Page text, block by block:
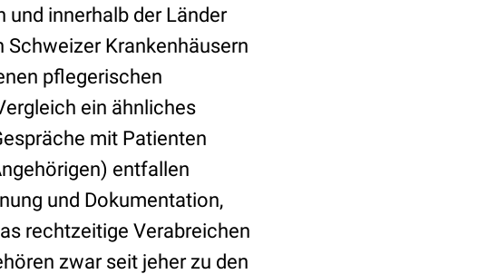
innerhalb der Länder
Krankenhäusern
pflegerischen
ein ähnliches
mit Patienten
entfallen
und Dokumentation,
rechtzeitige Verabreichen
zwar seit jeher zu den